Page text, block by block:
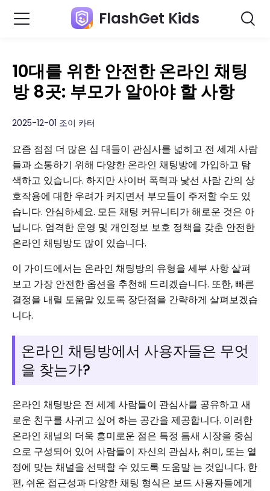
FlashGet Kids
10대를 위한 안전한 온라인 채팅
방 8곳: 부모가 알아야 할 사항
2025-12-01 조이 카터
요즘 점점 더 많은 십 대들이 관심사를 넓히고 전 세계 사람
들과 소통하기 위해 다양한 온라인 채팅방에 가입하고 탐
색하고 있습니다. 하지만 사이버 폭력과 낯선 사람 간의 상
호작용에 대한 우려가 커지면서 부모들이 주저할 수도 있
습니다. 안심하세요. 모든 채팅 커뮤니티가 해로운 것은 아
닙니다. 엄격한 운영 및 개인정보 보호 정책을 갖춘 안전한
온라인 채팅방도 많이 있습니다.
이 가이드에서는 온라인 채팅방의 유형을 세부 사항 살펴
보고 가장 안전한 옵션을 추천해 드리겠습니다. 또한, 빠른
결정을 내릴 도움말 있도록 장단점을 간략하게 살펴보겠습
니다.
온라인 채팅방에서 사용자들은 무엇
을 찾는가?
온라인 채팅방은 전 세계 사람들이 관심사를 공유하고 새
로운 친구를 사귀고 싶어 하는 공간을 제공합니다. 이러한
온라인 채널의 더욱 흥미로운 점은 특정 틈새 시장을 중심
으로 구성되어 있어 사람들이 자신의 관심사, 취미, 또는 열
정에 맞는 채널을 선택할 수 있도록 도움말 는 것입니다. 한
편, 쉬운 접근성과 다양한 채팅 형식은 보드 사용자들에게